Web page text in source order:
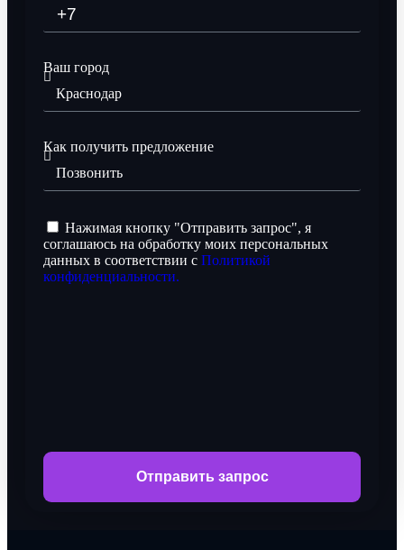
Ваш город
Как получить предложение
Нажимая кнопку "Отправить запрос", я
соглашаюсь на обработку моих персональных
данных в соответствии с Политикой
конфиденциальности.
Отправить запрос